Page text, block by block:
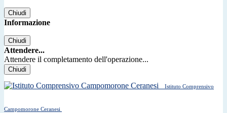
Chiudi
Informazione
Chiudi
Attendere...
Attendere il completamento dell'operazione...
Chiudi
Istituto Comprensivo
Campomorone Ceranesi